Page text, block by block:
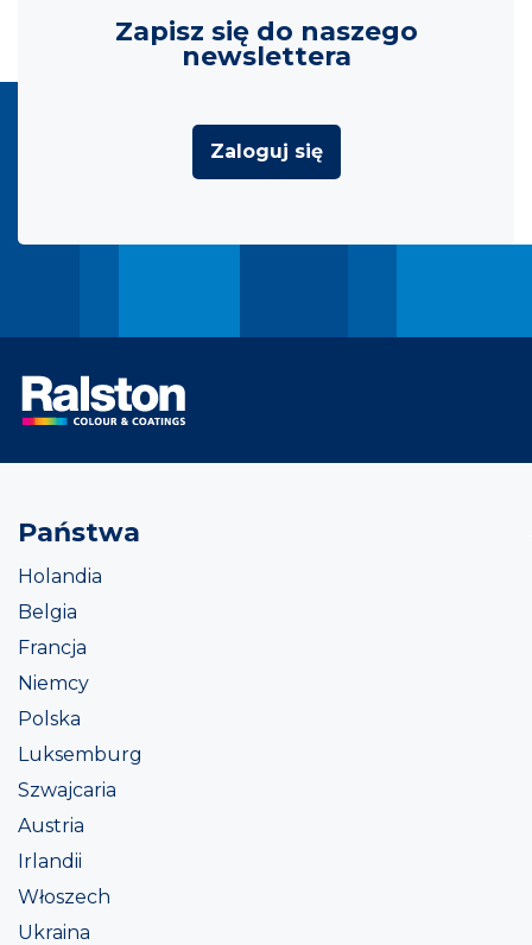
Zapisz się do naszego
newslettera
Zaloguj się
Państwa
Holandia
Belgia
Francja
Niemcy
Polska
Luksemburg
Szwajcaria
Austria
Irlandii
Włoszech
Ukraina